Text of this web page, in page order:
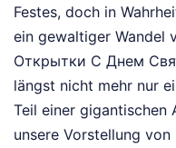
Festes, doch in
ein gewaltiger Wandel
Открытки С Днем
längst nicht mehr nur
Teil einer gigantischen
unsere Vorstellung